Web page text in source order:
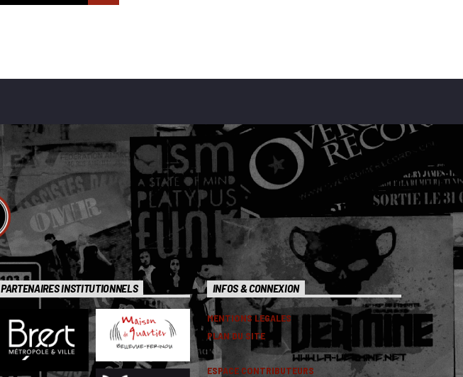
PARTENAIRES INSTITUTIONNELS INFOS & CONNEXION
MENTIONS LEGALES
PLAN DU SITE
ESPACE CONTRIBUTEURS